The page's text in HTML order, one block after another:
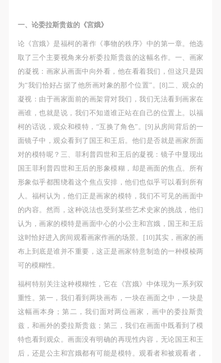
一、论委拉斯贵兹的《宮娥》
论《宫娥》是福柯的著作《事物的秩序》中的第一章。他选
取了三个主要视角来分析委拉斯贵兹的这幅名作。一、画家
的凝视：画家从画面中向外看，他在看着我们，但这只是因
为“我们恰好占据了他所画对象的那个位置”。[8]二、观众的
凝视：由于画家面前的画架背对我们，我们无法看到画家在
画谁，也就是说，我们不知道谁正站在自己的位置上。以福
柯的话说，观众和模特，“互换了角色”。[9]从房间背后的一
面镜子中，观众看到了国王和王后。他们是否就是画家所面
对的模特呢？三、菲利普四世和王后的凝视：镜子中显现出
国王菲利普四世和王后的形象模糊，却是画面的焦点。所有
形象似乎都围绕着这个焦点安排，他们也似乎可以看到所有
人。福柯认为，他们正是画家的模特，我们不可见的画面中
的内容。然而，这种说法也受到某些艺术史家的挑战，他们
认为，画家的模特是画面中心的小公主和宫娥，国王和王后
这时恰好进入房间观看画家作画的场景。[10]其实，画家的画
布上到底是谁并不重要，这正是画家特意制造的一种模棱两
可的模糊性。
福柯特别关注这种模糊性，它在《宫娥》中体现为一系列双
重性。第一，我们看到两块画布，一块在画面之中，一块是
这幅画本身；第二，我们面对两位画家，画中的委拉斯贵
兹，和画外的委拉斯贵兹；第三，我们在画面中既看到了模
特也看到观众。画面没有明确的再现性内容，无论国王和王
后，还是公主和宫娥都有可能是模特。观看者和被观看者，
（1）、拍摄内容 乙方拍摄的带有甲方肖像的作品内
内○3由中央美术学院公共教育部策划或执行的一切活
动。
（2）、使用形式 用于中央美术学院图书出版、销售
附带光盘及宣传资料。
（3）、使用地域范围
适用地域范围包括国内和国外。
使用肖像的媒介限于不损害甲方肖像权的任何媒介
（如杂志、网络等）。
三、肖像权使用期限
永久使用。
四、许可使用费用
带有甲方肖像作品的拍摄费用由乙方承担。
乙方于拍摄完带有甲方肖像的作品无需支付甲方任何
费用。
附则
（1）、本协议未尽事宜，经双方友好协商后可作为
本协议的补充协议，并不得违反相关法律法规规定。
（2）、本协议自甲乙双方签字（盖章）、勾选之日
起生效。
（3）、本协议包括纸质档和电子档，纸质档—式二
份，甲乙双方各执一份，均具有同等法律效力。
活动参与者意味着接受并承担本协议的全部义务，未
同意者意味着放弃参加此次活动的权利。凡参加这次
（1）、拍摄内容 乙方拍摄的带有甲方肖像的作品内
内○3由中央美术学院公共教育部策划或执行的一切活
动。
（2）、使用形式 用于中央美术学院图书出版、销售
附带光盘及宣传资料。
（3）、使用地域范围
适用地域范围包括国内和国外。
使用肖像的媒介限于不损害甲方肖像权的任何媒介
（如杂志、网络等）。
三、肖像权使用期限
永久使用。
四、许可使用费用
带有甲方肖像作品的拍摄费用由乙方承担。
乙方于拍摄完带有甲方肖像的作品无需支付甲方任何
费用。
附则
（1）、本协议未尽事宜，经双方友好协商后可作为
本协议的补充协议，并不得违反相关法律法规规定。
（2）、本协议自甲乙双方签字（盖章）、勾选之日
起生效。
（3）、本协议包括纸质档和电子档，纸质档—式二
份，甲乙双方各执一份，均具有同等法律效力。
活动参与者意味着接受并承担本协议的全部义务，未
同意者意味着放弃参加此次活动的权利。凡参加这次
（1）、拍摄内容 乙方拍摄的带有甲方肖像的作品内
内○3由中央美术学院公共教育部策划或执行的一切活
动。
（2）、使用形式 用于中央美术学院图书出版、销售
附带光盘及宣传资料。
（3）、使用地域范围
适用地域范围包括国内和国外。
使用肖像的媒介限于不损害甲方肖像权的任何媒介
（如杂志、网络等）。
三、肖像权使用期限
永久使用。
四、许可使用费用
带有甲方肖像作品的拍摄费用由乙方承担。
乙方于拍摄完带有甲方肖像的作品无需支付甲方任何
费用。
附则
（1）、本协议未尽事宜，经双方友好协商后可作为
本协议的补充协议，并不得违反相关法律法规规定。
（2）、本协议自甲乙双方签字（盖章）、勾选之日
起生效。
（3）、本协议包括纸质档和电子档，纸质档—式二
份，甲乙双方各执一份，均具有同等法律效力。
活动参与者意味着接受并承担本协议的全部义务，未
同意者意味着放弃参加此次活动的权利。凡参加这次